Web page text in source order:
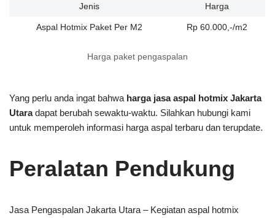
Jenis Harga
Aspal Hotmix Paket Per M2 Rp 60.000,-/m2
Harga paket pengaspalan
Yang perlu anda ingat bahwa harga jasa aspal hotmix Jakarta
Utaradapat berubah sewaktu-waktu. Silahkan hubungi kami
untuk memperoleh informasi harga aspal terbaru dan terupdate.
Peralatan Pendukung
Jasa Pengaspalan Jakarta Utara – Kegiatan aspal hotmix